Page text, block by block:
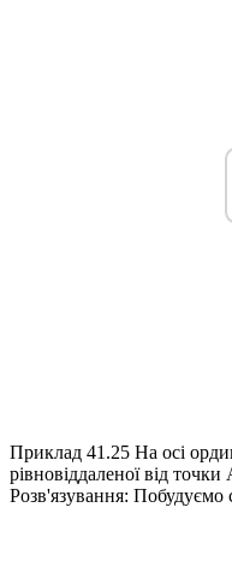
Приклад 41.25 На осі
рівновіддаленої від точки
Розв'язування: Побудуємо